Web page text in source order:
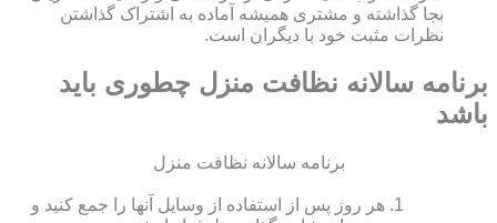
بجا گذاشته و مشتری همیشه آماده به اشتراک گذاشتن
نظرات مثبت خود با دیگران است.
برنامه سالانه نظافت منزل چطوری باید
باشد
برنامه سالانه نظافت منزل
هر روز پس از استفاده از وسایل آنها را جمع کنید و